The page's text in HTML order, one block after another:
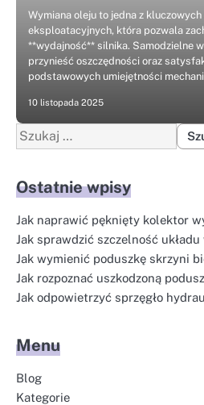
Wymiana oleju to jedna z kluczowych
eksploatacyjnych, która pozwala
**wydajność** silnika. Samodzielne
przynieść oszczędności oraz
podstawowych umiejętności
10 listopada 2025
Szukaj:
Ostatnie wpisy
Jak naprawić pęknięty kolektor
Jak sprawdzić szczelność
Jak wymienić poduszkę skrzyni
Jak rozpoznać uszkodzoną
Jak odpowietrzyć sprzęgło
Menu
Blog
Kategorie